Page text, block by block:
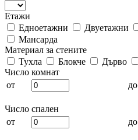
Етажи
Едноетажни
Двуетажни
Мансарда
Материал за стените
Тухла
Блокче Дърво
Число комнат
от
до
Число спален
от
до